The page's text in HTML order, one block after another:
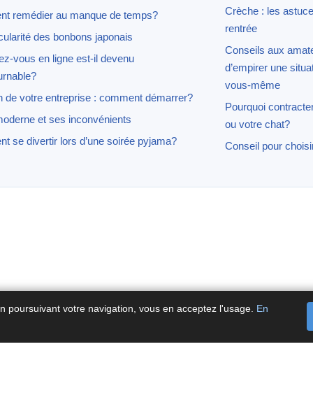
remédier au manque de temps?
des bonbons japonais
vous en ligne est-il devenu
de votre entreprise : comment démarrer?
et ses inconvénients
se divertir lors d’une soirée pyjama?
Crèche : les
rentrée
Conseils aux
d’empirer une
vous-même
Pourquoi
ou votre chat?
Conseil pour
votre navigation, vous en acceptez l'usage. En